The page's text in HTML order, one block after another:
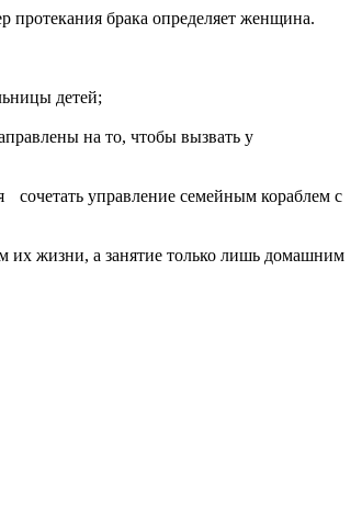
протекания брака определяет женщина.
детей;
на то, чтобы вызвать у
сочетать управление семейным кораблем с
их жизни, а занятие только лишь домашним